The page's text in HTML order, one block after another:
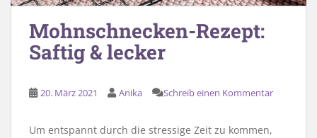
Mohnschnecken-Rezept:
Saftig & lecker
20. März 2021 Anika Schreib einen Kommentar
Um entspannt durch die stressige Zeit zu kommen,